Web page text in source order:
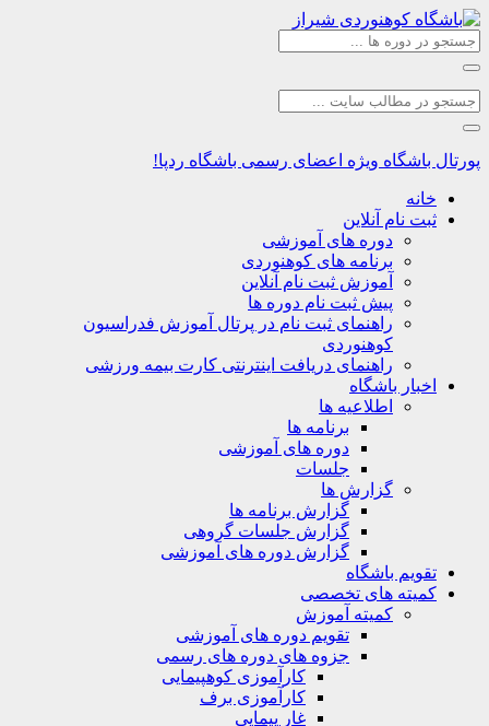
ویژه اعضای رسمی باشگاه ردپا!
نام آنلاین
دوره های آموزشی
برنامه های کوهنوردی
آموزش ثبت نام آنلاین
پیش ثبت نام دوره ها
راهنمای ثبت نام در پرتال آموزش فدراسیون
کوهنوردی
راهنمای دریافت اینترنتی کارت بیمه ورزشی
باشگاه
اطلاعیه ها
برنامه ها
دوره های آموزشی
جلسات
گزارش ها
گزارش برنامه ها
گزارش جلسات گروهی
گزارش دوره های آموزشی
باشگاه
های تخصصی
کمیته آموزش
تقویم دوره های آموزشی
جزوه های دوره های رسمی
کارآموزی کوهپیمایی
کارآموزی برف
غار پیمایی